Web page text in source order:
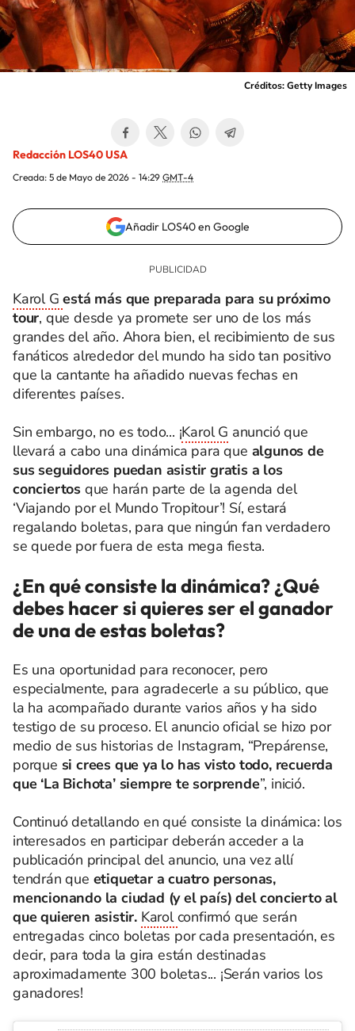
Créditos: Getty Images
Redacción LOS40 USA
Creada: 5 de Mayo de 2026 - 14:29 GMT-4
Añadir LOS40 en Google
Karol Gestá más que preparada para su próximo
tour, que desde ya promete ser uno de los más
grandes del año. Ahora bien, el recibimiento de sus
fanáticos alrededor del mundo ha sido tan positivo
que la cantante ha añadido nuevas fechas en
diferentes países.
Sin embargo, no es todo... ¡Karol G anunció que
llevará a cabo una dinámica para que algunos de
sus seguidores puedan asistir gratis a los
conciertos que harán parte de la agenda del
‘Viajando por el Mundo Tropitour’! Sí, estará
regalando boletas, para que ningún fan verdadero
se quede por fuera de esta mega fiesta.
¿En qué consiste la dinámica? ¿Qué
debes hacer si quieres ser el ganador
de una de estas boletas?
Es una oportunidad para reconocer, pero
especialmente, para agradecerle a su público, que
la ha acompañado durante varios años y ha sido
testigo de su proceso. El anuncio oficial se hizo por
medio de sus historias de Instagram, “Prepárense,
porque si crees que ya lo has visto todo, recuerda
que ‘La Bichota’ siempre te sorprende”, inició.
Continuó detallando en qué consiste la dinámica: los
interesados en participar deberán acceder a la
publicación principal del anuncio, una vez allí
tendrán que etiquetar a cuatro personas,
mencionando la ciudad (y el país) del concierto al
que quieren asistir. Karolconfirmó que serán
entregadas cinco boletas por cada presentación, es
decir, para toda la gira están destinadas
aproximadamente 300 boletas... ¡Serán varios los
ganadores!